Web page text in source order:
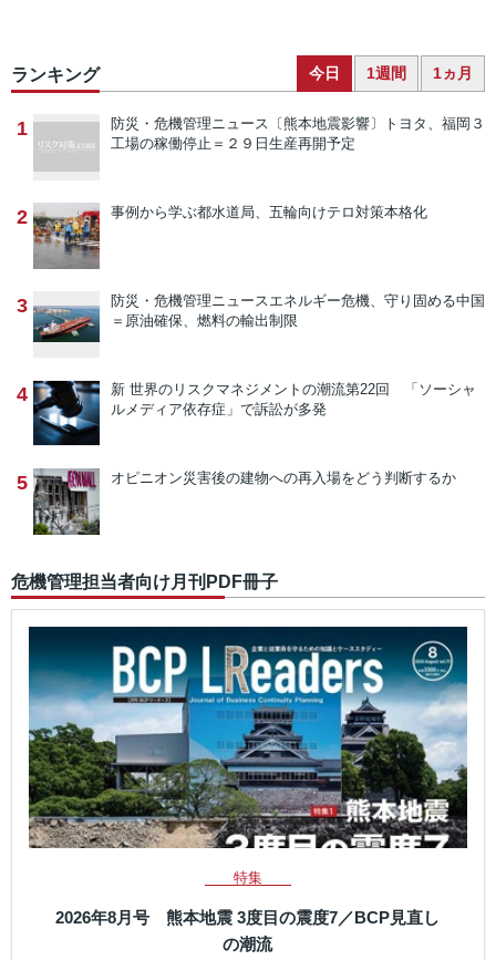
ランキング 今日 1週間 1ヵ月
1 防災・危機管理ニュース
〔熊本地震影響〕トヨタ、福岡３
工場の稼働停止＝２９日生産再開予定
2 事例から学ぶ都水道局、五輪向けテロ対策本格化
3 防災・危機管理ニュース エネルギー危機、守り固める中国
＝原油確保、燃料の輸出制限
4 新 世界のリスクマネジメントの潮流第22回 「ソーシャ
ルメディア依存症」で訴訟が多発
5 オピニオン災害後の建物への再入場をどう判断するか
危機管理担当者向け月刊PDF冊子
特集
2026年8月号 熊本地震 3度目の震度7／BCP見直し
の潮流